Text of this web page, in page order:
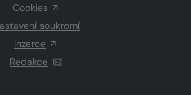
Cookies
soukromí
Inzerce
Redakce